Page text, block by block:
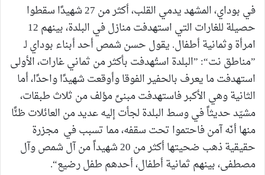
في بوداي، المشهد يدمي القلب، أكثر من 27 شهيدًا سقطوا
حصيلة للغارات التي استهدفت منازل في البلدة، بينهم 12
امرأة وثمانية أطفال. يقول حسن شمص أحد أبناء بوداي لـ
”مناطق نت“: ”البلدة استُهدفت بأكثر من ثماني غارات، الأولى
استهدفت ما يعرف بالحفير الفوقا وأوقعت شهيدًا واحدًا، أما
الثانية وهي الأكبر فاستهدفت مبنىً مؤلف من ثلاث طبقات،
مشيّد حديثاً في وسط البلدة لجأت إليه عديد من العائلات ظنًّا
منها أنّه آمن فاحتموا تحت سقفه، مما تسبب في مجزرة
حقيقية ذهب ضحيتها أكثر من 20 شهيداً من آل شمص وآل
مصطفى، بينهم ثمانية أطفال، أحدهم طفل رضيع“.